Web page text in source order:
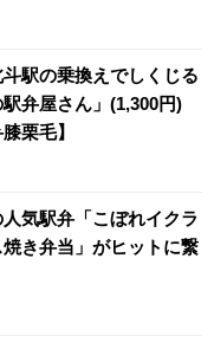
駅の乗換えでしくじる
弁屋さん」(1,300円)
栗毛】
気駅弁「こぼれイクラ
き弁当」がヒットに繋